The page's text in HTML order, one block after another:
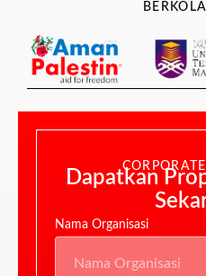
Dapatkan
Nama Organisasi